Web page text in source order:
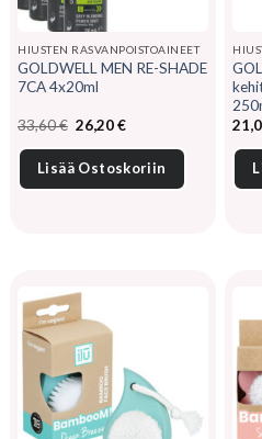
HIUSTEN RASVANPOISTOAINEET
GOLDWELL MEN RE-SHADE
7CA 4x20ml
33,60€ Alkuperäinen
hinta
oli:
33,60 €.
26,20€Nykyinen
on:
26,20 €.
Lisää Ostoskoriin